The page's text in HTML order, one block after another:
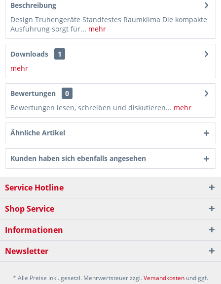
Beschreibung
Design Truhengeräte Standfestes Raumklima Die kompakte
Ausführung sorgt für... mehr
Downloads
1
mehr
Bewertungen
0
Bewertungen lesen, schreiben und diskutieren... mehr
Ähnliche Artikel
Kunden haben sich ebenfalls angesehen
Service Hotline
Shop Service
Informationen
Newsletter
* Alle Preise inkl. gesetzl. Mehrwertsteuer zzgl.Versandkosten und ggf.